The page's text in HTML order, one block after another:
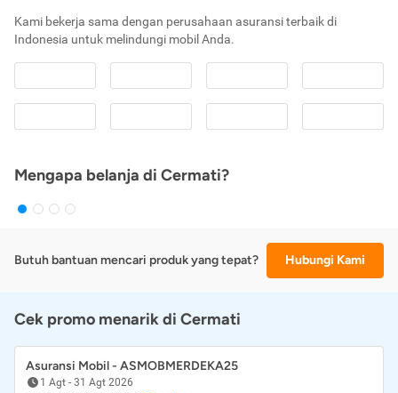
Kami bekerja sama dengan perusahaan asuransi terbaik di
Indonesia untuk melindungi mobil Anda.
Mengapa belanja di Cermati?
Butuh bantuan mencari produk yang tepat? Hubungi Kami
Cek promo menarik di Cermati
Asuransi Mobil - ASMOBMERDEKA25
1 Agt - 31 Agt 2026